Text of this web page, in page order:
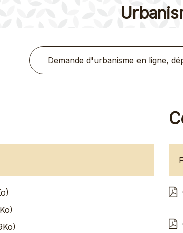
Demande d'urbanisme en ligne,